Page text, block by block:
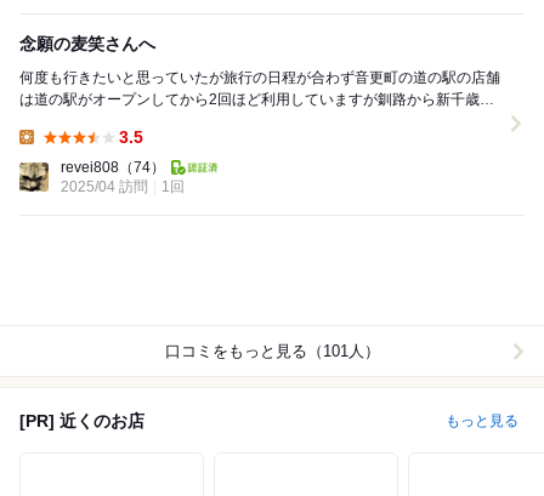
念願の麦笑さんへ
何度も行きたいと思っていたが旅行の日程が合わず音更町の道の駅の店舗
は道の駅がオープンしてから2回ほど利用していますが釧路から新千歳空
3.5
revei808 （74）
2025/04 訪問
1回
口コミをもっと見る（101人）
[PR] 近くのお店 もっと見る